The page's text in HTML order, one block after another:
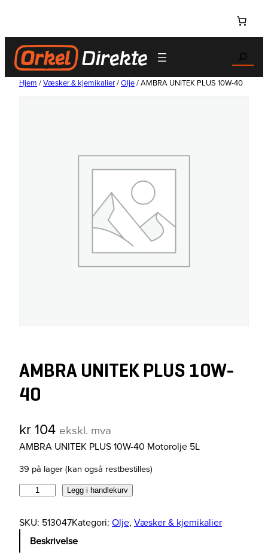
innhold
Search
Hjem /Væsker & kjemikalier/Olje/ AMBRA UNITEK PLUS 10W-40
AMBRA UNITEK PLUS 10W-
40
kr104 ekskl. mva
AMBRA UNITEK PLUS 10W-40 Motorolje 5L
39 på lager (kan også restbestilles)
B
R
Legg i handlekurv
SKU: 513047Kategori: Olje, Væsker & kjemikalier
Beskrivelse